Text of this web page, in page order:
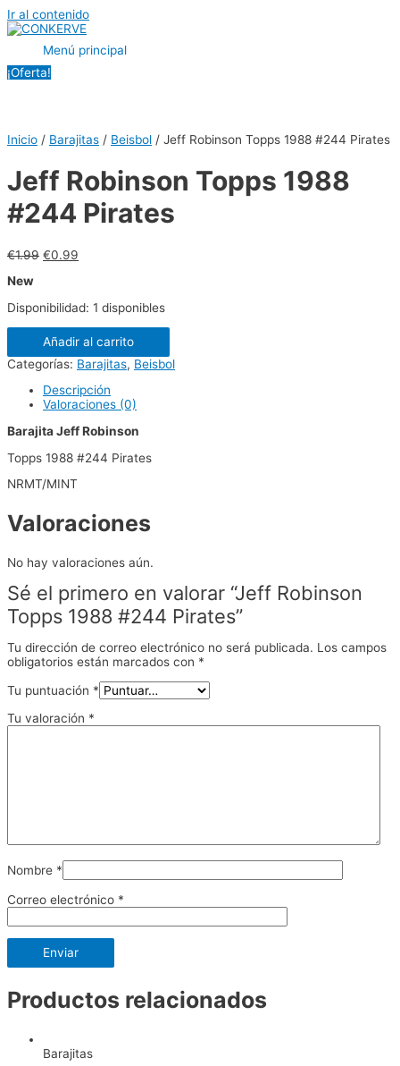
Ir al contenido
Menú principal
¡Oferta!
Inicio / Barajitas / Beisbol / Jeff Robinson Topps 1988 #244 Pirates
Jeff Robinson Topps 1988
#244 Pirates
€1.99 €0.99
New
Disponibilidad: 1 disponibles
Añadir al carrito
Categorías: Barajitas, Beisbol
Descripción
Valoraciones (0)
Barajita Jeff Robinson
Topps 1988 #244 Pirates
NRMT/MINT
Valoraciones
No hay valoraciones aún.
Sé el primero en valorar “Jeff Robinson
Topps 1988 #244 Pirates”
Tu dirección de correo electrónico no será publicada. Los campos
obligatorios están marcados con *
Tu puntuación *
Tu valoración *
Nombre *
Correo electrónico *
Productos relacionados
Barajitas